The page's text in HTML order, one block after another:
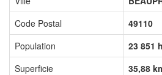
Code Postal
49110
Population
23 851
Superficie
35,88